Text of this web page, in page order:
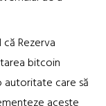
Rezerva
bitcoin
care să